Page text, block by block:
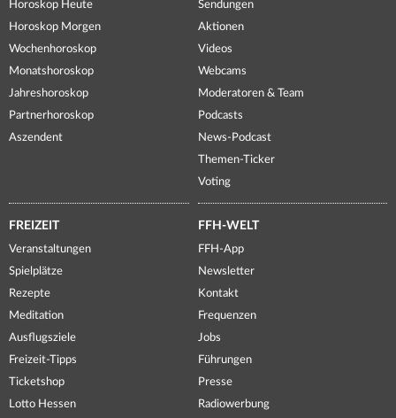
Horoskop Heute
Horoskop Morgen
Wochenhoroskop
Monatshoroskop
Jahreshoroskop
Partnerhoroskop
Aszendent
Sendungen
Aktionen
Videos
Webcams
Moderatoren & Team
Podcasts
News-Podcast
Themen-Ticker
Voting
FREIZEIT
Veranstaltungen
Spielplätze
Rezepte
Meditation
Ausflugsziele
Freizeit-Tipps
Ticketshop
Lotto Hessen
FFH-WELT
FFH-App
Newsletter
Kontakt
Frequenzen
Jobs
Führungen
Presse
Radiowerbung